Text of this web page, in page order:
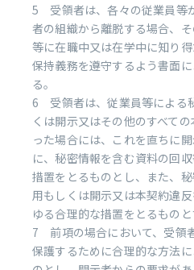
5 受領者は、各々の従業員等
者の組織から離脱する場合、
等に在職中又は在学中に知り
保持義務を遵守するよう書面
る。
6 受領者は、従業員等による
くは開示又はその他のすべて
った場合には、これを直ちに
に、秘密情報を含む資料の回
措置をとるものとし、また、
用もしくは開示又は本契約違
ゆる合理的な措置をとるものと
7 前項の場合において、受領
保護するために合理的な方法